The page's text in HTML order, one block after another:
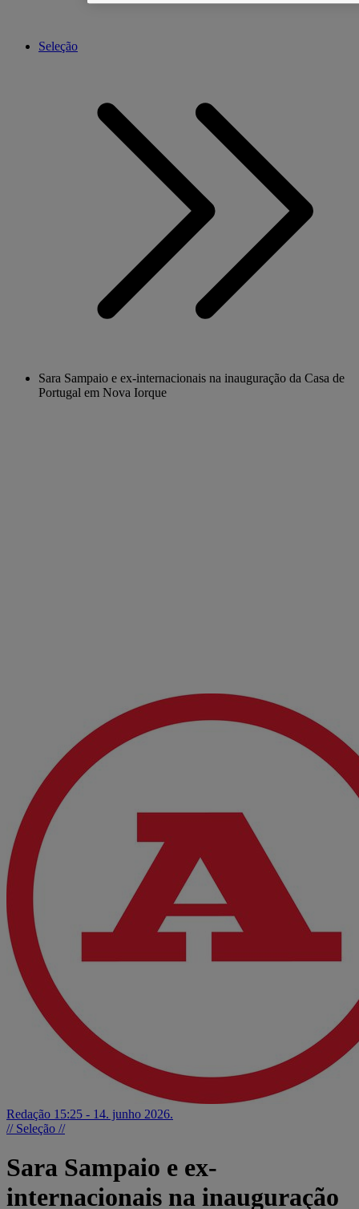
Seleção
Sara Sampaio e ex-internacionais na inauguração da Casa de
Portugal em Nova Iorque
Redação 15:25 - 14. junho 2026.
// Seleção //
Sara Sampaio e ex-
internacionais na inauguração